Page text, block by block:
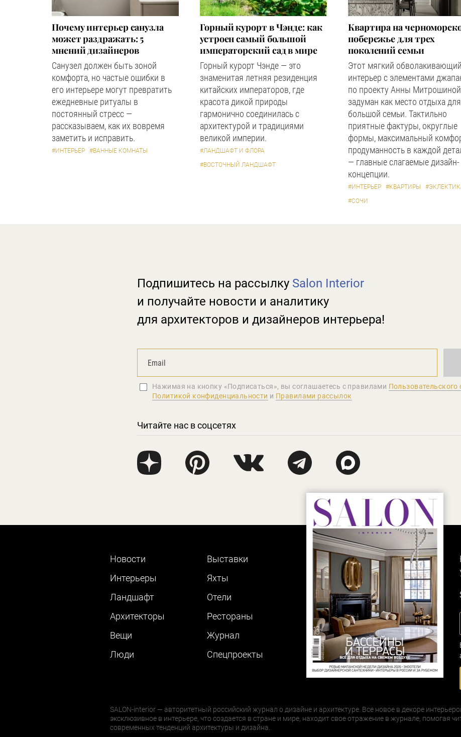
Почему интерьер санузла
может раздражать: 5
мнений дизайнеров
Санузел должен быть зоной
комфорта, но частые ошибки в
его интерьере могут превратить
ежедневные ритуалы в
постоянный стресс —
рассказываем, как их вовремя
заметить и исправить.
#ИНТЕРЬЕР #ВАННЫЕ КОМНАТЫ
Горный курорт в Чэнде: как
устроен самый большой
императорский сад в мире
Горный курорт Чэнде — это
знаменитая летняя резиденция
китайских императоров, где
красота дикой природы
гармонично соединилась с
архитектурой и традициями
великой империи.
#ЛАНДШАФТ И ФЛОРА
#ВОСТОЧНЫЙ ЛАНДШАФТ
Квартира на
побережье для трех
поколений семьи
Этот мягкий обволакивающий
интерьер с элементами
по проекту Анны Митрошиной
задуман как место отдыха для
большой семьи. Тактильно
приятные фактуры, округлые
формы, максимальный
продуманность в каждой
— главные слагаемые дизайн-
концепции.
#ИНТЕРЬЕР #КВАРТИРЫ
#СОЧИ
Подпишитесь на рассылку Salon Interior
и получайте новости и аналитику
для архитекторов и дизайнеров интерьера!
Нажимая на кнопку «Подписаться», вы соглашаетеcь с правилами Пользовательского
Политикой конфиденциальности и Правилами рассылок
Читайте нас в соцсетях
Новости
Интерьеры
Ландшафт
Архитекторы
Вещи
Люди
Выставки
Яхты
Отели
Рестораны
Журнал
Cпецпроекты
SALON-interior — авторитетный российский журнал о дизайне и архитектуре. Все новое в декоре
эксклюзивное в интерьере, что создается в стране и мире, находит свое отражение в журнале, помогая
современных тенденций архитектуры и дизайна.